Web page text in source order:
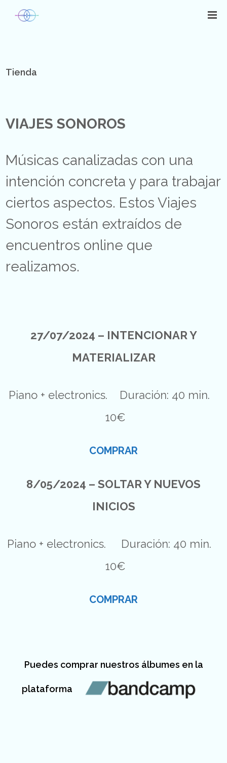
Tienda
VIAJES SONOROS
Músicas canalizadas con una
intención concreta y para trabajar
ciertos aspectos. Estos Viajes
Sonoros están extraídos de
encuentros online que
realizamos.
27/07/2024 – INTENCIONAR Y
MATERIALIZAR
Piano + electronics. Duración: 40 min.
10€
COMPRAR
8/05/2024 – SOLTAR Y NUEVOS
INICIOS
Piano + electronics. Duración: 40 min.
10€
COMPRAR
Puedes comprar nuestros álbumes en la
plataforma